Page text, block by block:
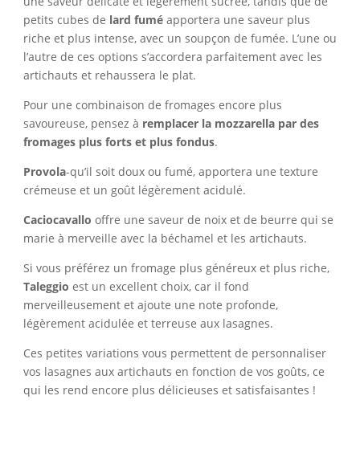
petits cubes de lard fuméapportera une saveur plus
riche et plus intense, avec un soupçon de fumée. L’une ou
l’autre de ces options s’accordera parfaitement avec les
artichauts et rehaussera le plat.
Pour une combinaison de fromages encore plus
savoureuse, pensez à remplacer la mozzarella par des
fromages plus forts et plus fondus.
Provola-qu’il soit doux ou fumé, apportera une texture
crémeuse et un goût légèrement acidulé.
Caciocavallo offre une saveur de noix et de beurre qui se
marie à merveille avec la béchamel et les artichauts.
Si vous préférez un fromage plus généreux et plus riche,
Taleggio est un excellent choix, car il fond
merveilleusement et ajoute une note profonde,
légèrement acidulée et terreuse aux lasagnes.
Ces petites variations vous permettent de personnaliser
vos lasagnes aux artichauts en fonction de vos goûts, ce
qui les rend encore plus délicieuses et satisfaisantes !